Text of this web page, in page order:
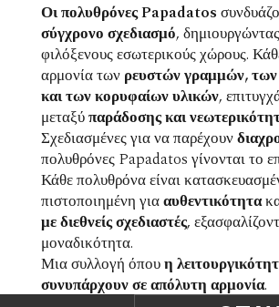
Οι πολυθρόνες Papadatos
σύγχρονο σχεδιασμό,
φιλόξενους εσωτερικούς χώρους.
αρμονία τωνρευστών γραμμών,
και των κορυφαίων υλικών,
μεταξύπαράδοσης και
Σχεδιασμένες για να παρέχουν
πολυθρόνες Papadatos γίνονται το
Κάθε πολυθρόνα είναι
πιστοποιημένη γιααυθεντικότητα
με διεθνείς σχεδιαστές,
μοναδικότητα.
Μια συλλογή όπουη
συνυπάρχουν σε απόλυτη αρμονία.